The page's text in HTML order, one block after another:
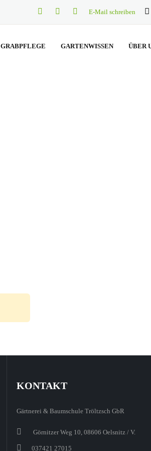
E-Mail schreiben
GRABPFLEGE GARTENWISSEN ÜBER
KONTAKT
Gärtnerei & Baumschule Tröltzsch GbR
Görnitzer Weg 10, 08606 Oelsnitz / V.
037421 27015